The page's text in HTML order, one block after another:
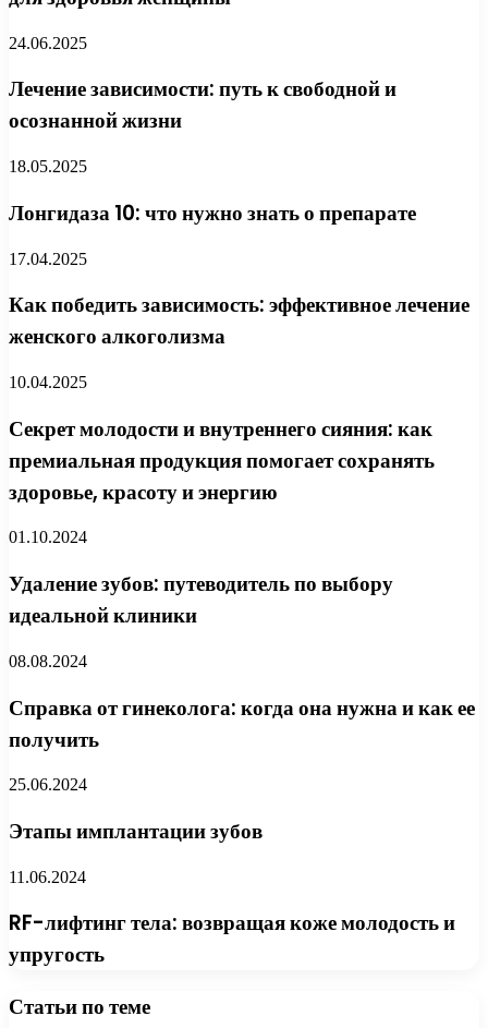
24.06.2025
Лечение зависимости: путь к свободной и
осознанной жизни
18.05.2025
Лонгидаза 10: что нужно знать о препарате
17.04.2025
Как победить зависимость: эффективное лечение
женского алкоголизма
10.04.2025
Секрет молодости и внутреннего сияния: как
премиальная продукция помогает сохранять
здоровье, красоту и энергию
01.10.2024
Удаление зубов: путеводитель по выбору
идеальной клиники
08.08.2024
Справка от гинеколога: когда она нужна и как ее
получить
25.06.2024
Этапы имплантации зубов
11.06.2024
RF-лифтинг тела: возвращая коже молодость и
упругость
Статьи по теме